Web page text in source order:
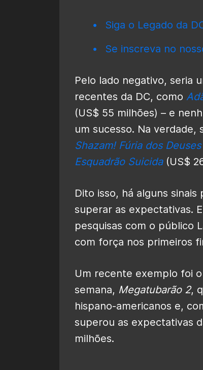
Siga o Legado da
Se inscreva no
Pelo lado negativo, seria
recentes da DC, como
(US$ 55 milhões) – e
um sucesso. Na verdade,
Shazam! Fúria dos Deuses
Esquadrão Suicida(US$
Dito isso, há alguns
superar as expectativas.
pesquisas com o público
com força nos primeiros
Um recente exemplo foi
semana, Megatubarão 2,
hispano-americanos e,
superou as expectativas
milhões.